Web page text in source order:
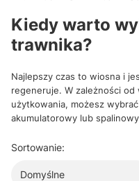
Kiedy warto
trawnika?
Najlepszy czas to wiosna i
regeneruje. W zależności
użytkowania, możesz
akumulatorowy lub
Sortowanie:
Domyślne